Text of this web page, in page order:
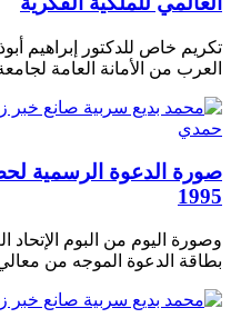
تكريم خاص للدكتور إبراهيم
العرب من الأمانة العامة
صورة الدعوة الرسمية
1995
وصورة اليوم من البوم
بطاقة الدعوة الموجه من